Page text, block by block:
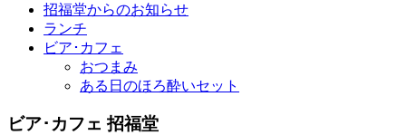
招福堂からのお知らせ
ランチ
ビア･カフェ
おつまみ
ある日のほろ酔いセット
ビア･カフェ 招福堂